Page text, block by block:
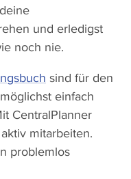
und erledigst
noch nie.
sind für den
einfach
CentralPlanner
mitarbeiten.
problemlos